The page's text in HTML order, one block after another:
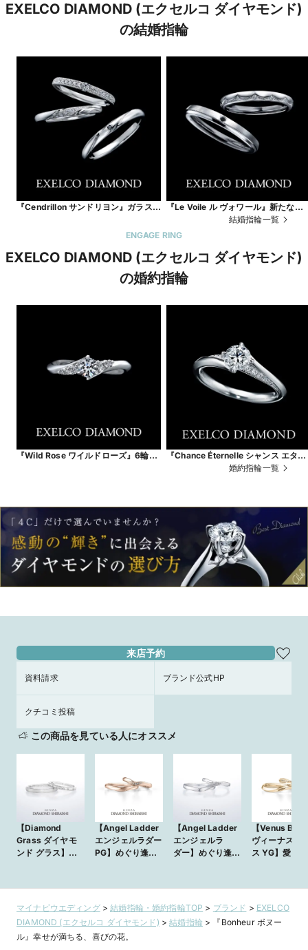
EXELCO DIAMOND (エクセルコ ダイヤモンド)
の結婚指輪
『Cendrillon サンドリヨン』ガラスの
『Le Voile ル ヴォワール』新たなる
結婚指輪一覧
ENGAGE RING
EXELCO DIAMOND (エクセルコ ダイヤモンド)
の婚約指輪
『Wild Rose ワイルドローズ』6輪の
『Chance Éternelle シャンス エター
ナル』永遠に続く幸運。
婚約指輪一覧
来店予約
資料請求 ブランド公式HP
クチコミ投稿
この商品を見ている人にオススメ
【Diamond
Grass ダイヤモ
ンド グラス】新
【Angel Ladder
エンジェルラダー
PG】めぐり逢え
来を誓う。
【Angel Ladder
エンジェルラ
ダー】めぐり逢え
来を誓う。
【Venus
ヴィーナス ブ
ス YG】愛と
マイナビウエディング>結婚指輪・婚約指輪TOP > ブランド > EXELCO
DIAMOND (エクセルコ ダイヤモンド) >結婚指輪 >
『Bonheur ボヌー
ル』幸せが満ちる、喜びの花。